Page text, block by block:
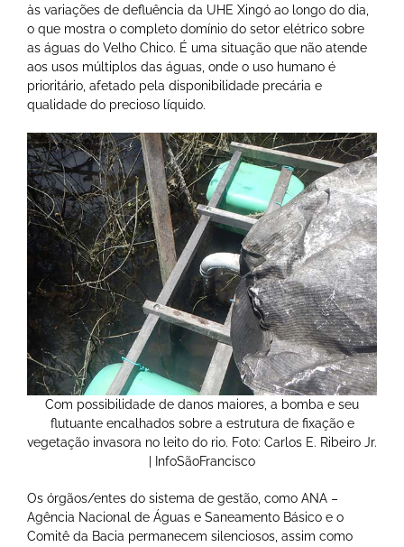
às variações de defluência da UHE Xingó ao longo do dia,
o que mostra o completo domínio do setor elétrico sobre
as águas do Velho Chico. É uma situação que não atende
aos usos múltiplos das águas, onde o uso humano é
prioritário, afetado pela disponibilidade precária e
qualidade do precioso líquido.
Com possibilidade de danos maiores, a bomba e seu
flutuante encalhados sobre a estrutura de fixação e
vegetação invasora no leito do rio. Foto: Carlos E. Ribeiro Jr.
| InfoSãoFrancisco
Os órgãos/entes do sistema de gestão, como ANA –
Agência Nacional de Águas e Saneamento Básico e o
Comitê da Bacia permanecem silenciosos, assim como